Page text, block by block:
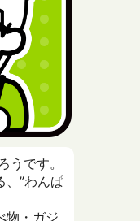
うです。
、”わんぱ
物・ガジ